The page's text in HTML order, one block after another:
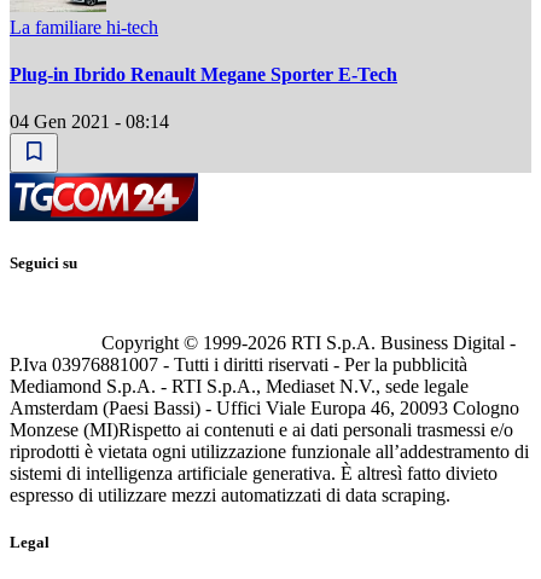
La familiare hi-tech
Plug-in Ibrido Renault Megane Sporter E-Tech
04 Gen 2021 - 08:14
Seguici su
Copyright © 1999-2026 RTI S.p.A. Business Digital -
P.Iva 03976881007 - Tutti i diritti riservati - Per la pubblicità
Mediamond S.p.A. - RTI S.p.A., Mediaset N.V., sede legale
Amsterdam (Paesi Bassi) - Uffici Viale Europa 46, 20093 Cologno
Monzese (MI)Rispetto ai contenuti e ai dati personali trasmessi e/o
riprodotti è vietata ogni utilizzazione funzionale all’addestramento di
sistemi di intelligenza artificiale generativa. È altresì fatto divieto
espresso di utilizzare mezzi automatizzati di data scraping.
Legal